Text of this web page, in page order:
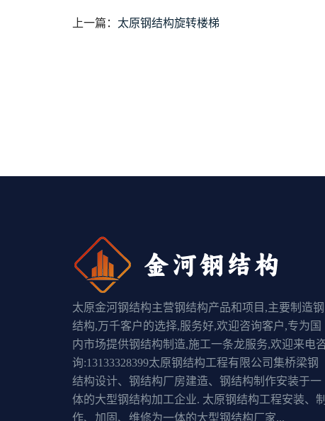
上一篇： 太原钢结构旋转楼梯
太原金河钢结构主营钢结构产品和项目,主要制造钢
结构,万千客户的选择,服务好,欢迎咨询客户,专为国
内市场提供钢结构制造,施工一条龙服务,欢迎来电
询:13133328399太原钢结构工程有限公司集桥梁钢
结构设计、钢结构厂房建造、钢结构制作安装于一
体的大型钢结构加工企业. 太原钢结构工程安装、制
作、加固、维修为一体的大型钢结构厂家...